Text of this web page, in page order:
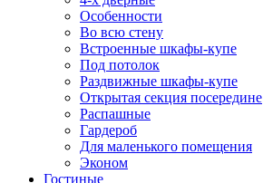
Особенности
Во всю стену
Встроенные шкафы-купе
Под потолок
Раздвижные шкафы-купе
Открытая секция посередине
Распашные
Гардероб
Для маленького помещения
Эконом
Гостиные